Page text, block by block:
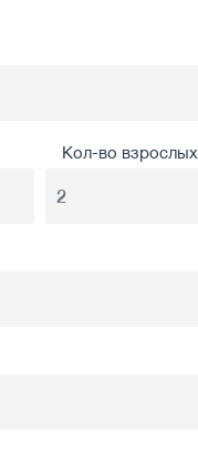
Кол-во взрослых